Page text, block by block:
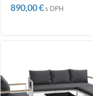
890,00€s DPH